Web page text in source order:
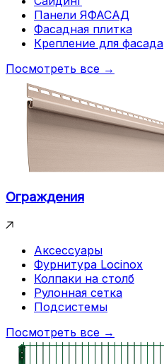
Панели ЯФАСАД
Фасадная плитка
Крепление для фасада
Посмотреть все →
Ограждения
Аксессуары
Фурнитура Locinox
Колпаки на столб
Рулонная сетка
Подсистемы
Посмотреть все →